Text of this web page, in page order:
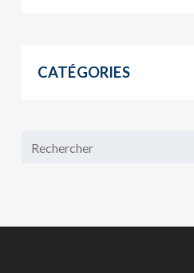
CATÉGORIES